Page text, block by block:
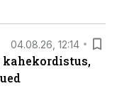
04.08.26, 12:14